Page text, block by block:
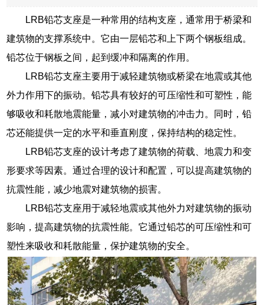
LRB铅芯支座是一种常用的结构支座，通常用于桥梁和
建筑物的支撑系统中。它由一层铅芯和上下两个钢板组成。
铅芯位于钢板之间，起到缓冲和隔离的作用。
LRB铅芯支座主要用于减轻建筑物或桥梁在地震或其他
外力作用下的振动。铅芯具有较好的可压缩性和可塑性，能
够吸收和耗散地震能量，减小对建筑物的冲击力。同时，铅
芯还能提供一定的水平和垂直刚度，保持结构的稳定性。
LRB铅芯支座的设计考虑了建筑物的荷载、地震力和变
形要求等因素。通过合理的设计和配置，可以提高建筑物的
抗震性能，减少地震对建筑物的损害。
LRB铅芯支座用于减轻地震或其他外力对建筑物的振动
影响，提高建筑物的抗震性能。它通过铅芯的可压缩性和可
塑性来吸收和耗散能量，保护建筑物的安全。